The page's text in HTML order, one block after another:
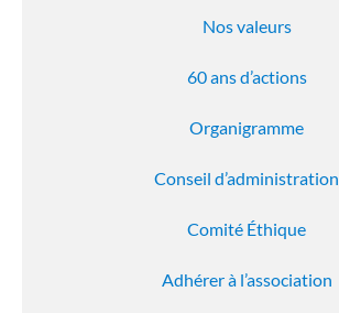
Nos valeurs
60 ans d’actions
Organigramme
Conseil d’administration
Comité Éthique
Adhérer à l’association